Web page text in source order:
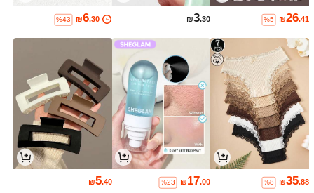
₪26.41
%5
₪3.30
₪6.30
%43
₪35.88
%8
₪17.00
%23
₪5.40